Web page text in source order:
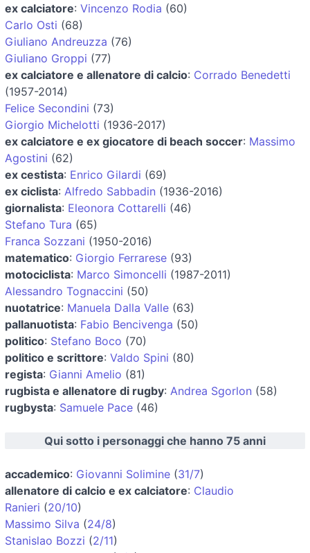
ex calciatore: Vincenzo Rodia (60)
Carlo Osti (68)
Giuliano Andreuzza (76)
Giuliano Groppi (77)
ex calciatore e allenatore di calcio: Corrado Benedetti
(1957-2014)
Felice Secondini (73)
Giorgio Michelotti (1936-2017)
ex calciatore e ex giocatore di beach soccer: Massimo
Agostini (62)
ex cestista: Enrico Gilardi (69)
ex ciclista: Alfredo Sabbadin (1936-2016)
giornalista: Eleonora Cottarelli (46)
Stefano Tura (65)
Franca Sozzani (1950-2016)
matematico: Giorgio Ferrarese (93)
motociclista: Marco Simoncelli (1987-2011)
Alessandro Tognaccini (50)
nuotatrice: Manuela Dalla Valle (63)
pallanuotista: Fabio Bencivenga (50)
politico: Stefano Boco (70)
politico e scrittore: Valdo Spini (80)
regista: Gianni Amelio (81)
rugbista e allenatore di rugby: Andrea Sgorlon (58)
rugbysta: Samuele Pace (46)
Qui sotto i personaggi che hanno 75 anni
accademico: Giovanni Solimine (31/7)
allenatore di calcio e ex calciatore: Claudio
Ranieri (20/10)
Massimo Silva (24/8)
Stanislao Bozzi (2/11)